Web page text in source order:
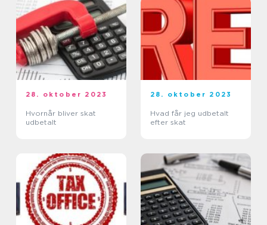
28. oktober 2023
Hvornår bliver skat
udbetalt
28. oktober 2023
Hvad får jeg udbetalt
efter skat